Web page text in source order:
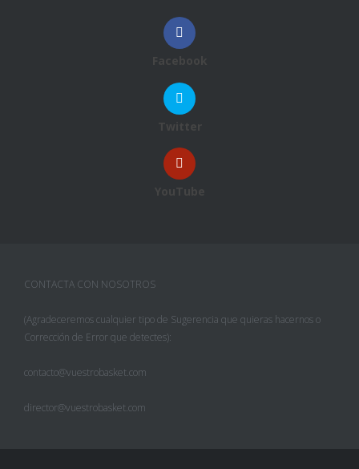
Facebook
Twitter
YouTube
CONTACTA CON NOSOTROS
(Agradeceremos cualquier tipo de Sugerencia que quieras hacernos o
Corrección de Error que detectes):
contacto@vuestrobasket.com
director@vuestrobasket.com